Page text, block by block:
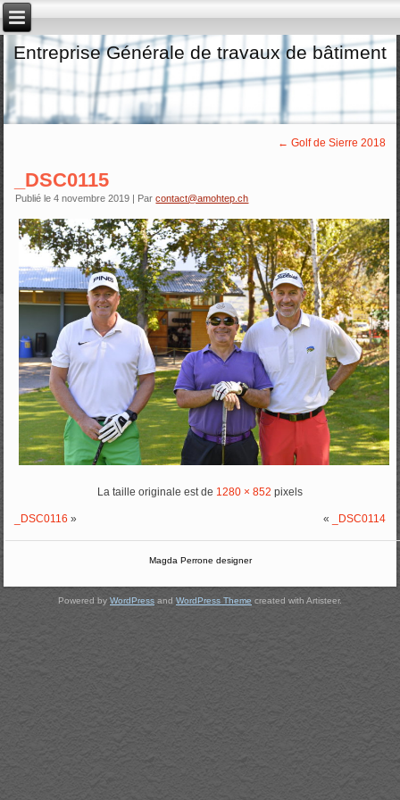
Entreprise Générale de travaux de bâtiment
← Golf de Sierre 2018
_DSC0115
Publié le 4 novembre 2019 | Par contact@amohtep.ch
La taille originale est de 1280 × 852 pixels
_DSC0116 » « _DSC0114
Magda Perrone designer
Powered by WordPress and WordPress Theme created with Artisteer.